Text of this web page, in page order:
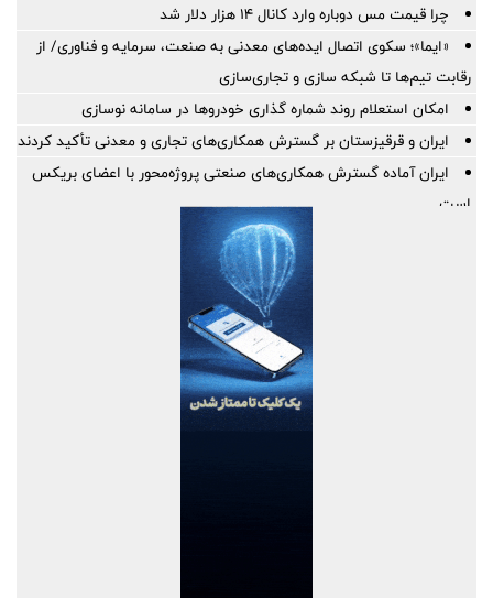
چرا قیمت مس دوباره وارد کانال ۱۴ هزار دلار شد
«ایما»؛ سکوی اتصال ایده‌های معدنی به صنعت، سرمایه و فناوری/ از
رقابت تیم‌ها تا شبکه سازی و تجاری‌سازی
امکان استعلام روند شماره گذاری خودروها در سامانه نوسازی
ایران و قرقیزستان بر گسترش همکاری‌های تجاری و معدنی تأکید کردند
ایران آماده گسترش همکاری‌های صنعتی پروژه‌محور با اعضای بریکس
است
بهره گیری حداکثری از ظرفیت موافقتنامه تجارت آزاد ایران و روسیه
معاونت توسعه مدیریت و منابع انسانی منطقه آزاد دوغارون علت
استراتژی اعطای امتیاز خاص جذب سرمایه‌های انسانی بومی در آزمون
استخدامی اخیر را تشریح نمود
گامی بلند به سوی آینده؛ تأسیس «واحد آموزش هوشمند» در منطقه
آزاد تجاری-صنعتی دوغارون برای توانمندسازی کارکنان و مردم
موج بی‌پایان زائران حسینی در مرز شلمچه ادامه دارد